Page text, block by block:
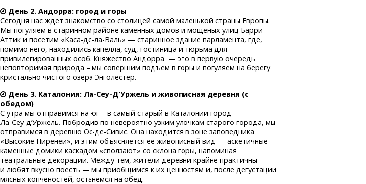
День 2. Андорра: город и горы
Сегодня нас ждет знакомство со столицей самой маленькой страны Европы.
Мы погуляем в старинном районе каменных домов и мощеных улиц Барри
Аттик и посетим «Каса-де-ла-Валь» — старинное здание парламента, где,
помимо него, находились капелла, суд, гостиница и тюрьма для
привилегированных особ. Княжество Андорра — это в первую очередь
неповторимая природа – мы совершим подъем в горы и погуляем на берегу
кристально чистого озера Энголестер.
День 3. Каталония: Ла-Сеу-Д’Уржель и живописная деревня (с
обедом)
С утра мы отправимся на юг – в самый старый в Каталонии город
Ла-Сеу-д’Уржель. Побродив по невероятно узким улочкам старого города, мы
отправимся в деревнюОс-де-Сивис. Она находится в зоне заповедника
«Высокие Пиренеи», и этим объясняется ее живописный вид — аскетичные
каменные домики каскадом «сползают» со склона горы, напоминая
театральные декорации. Между тем, жители деревни крайне практичны
и любят вкусно поесть — мы приобщимся к их ценностям и, после дегустации
мясных копченостей, останемся на обед.